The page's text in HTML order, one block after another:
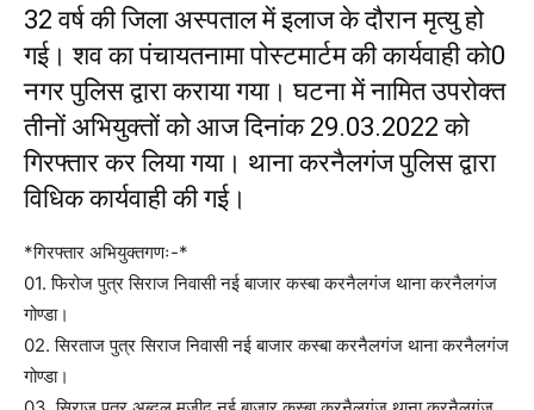
32 वर्ष की जिला अस्पताल में इलाज के दौरान मृत्यु हो
गई। शव का पंचायतनामा पोस्टमार्टम की कार्यवाही को0
नगर पुलिस द्वारा कराया गया। घटना में नामित उपरोक्त
तीनों अभियुक्तों को आज दिनांक 29.03.2022 को
गिरफ्तार कर लिया गया। थाना करनैलगंज पुलिस द्वारा
विधिक कार्यवाही की गई।
*गिरफ्तार अभियुक्तगणः-*
01. फिरोज पुत्र सिराज निवासी नई बाजार कस्बा करनैलगंज थाना करनैलगंज
गोण्डा।
02. सिरताज पुत्र सिराज निवासी नई बाजार कस्बा करनैलगंज थाना करनैलगंज
गोण्डा।